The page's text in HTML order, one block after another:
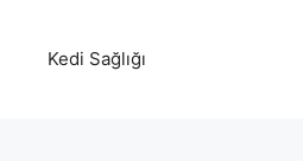
Kedi Sağlığı